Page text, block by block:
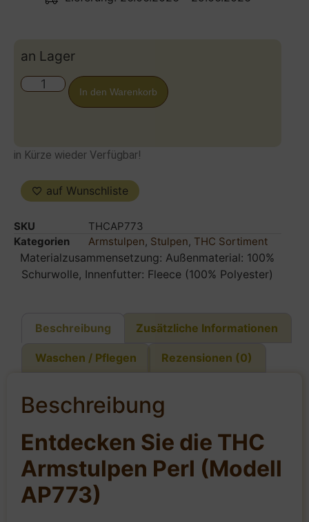
an Lager
In den Warenkorb
in Kürze wieder Verfügbar!
auf Wunschliste
SKU
THCAP773
Kategorien
Armstulpen, Stulpen, THC Sortiment
Materialzusammensetzung: Außenmaterial: 100%
Schurwolle, Innenfutter: Fleece (100% Polyester)
Beschreibung Zusätzliche Informationen
Waschen / Pflegen Rezensionen (0)
Beschreibung
Entdecken Sie die THC
Armstulpen Perl (Modell
AP773)